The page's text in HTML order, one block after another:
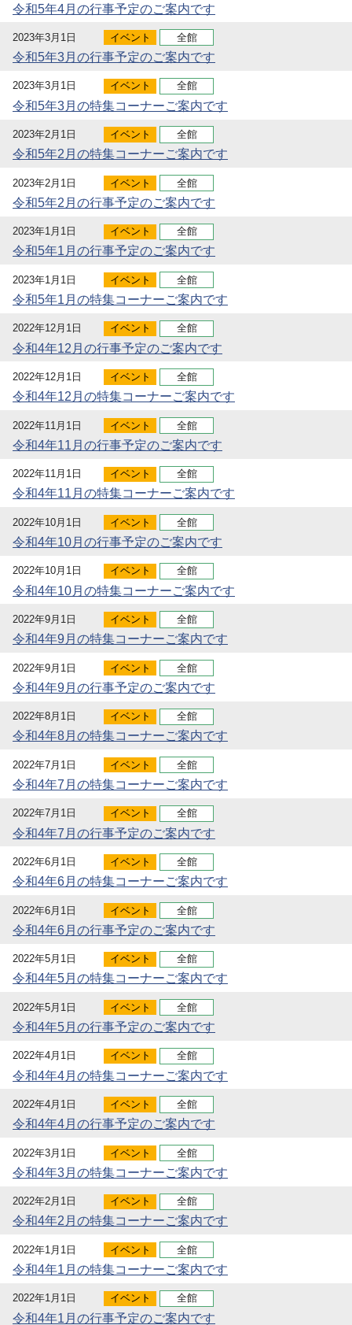
令和5年4月の行事予定のご案内です
2023年3月1日 イベント 全館
令和5年3月の行事予定のご案内です
2023年3月1日 イベント 全館
令和5年3月の特集コーナーご案内です
2023年2月1日 イベント 全館
令和5年2月の特集コーナーご案内です
2023年2月1日 イベント 全館
令和5年2月の行事予定のご案内です
2023年1月1日 イベント 全館
令和5年1月の行事予定のご案内です
2023年1月1日 イベント 全館
令和5年1月の特集コーナーご案内です
2022年12月1日 イベント 全館
令和4年12月の行事予定のご案内です
2022年12月1日 イベント 全館
令和4年12月の特集コーナーご案内です
2022年11月1日 イベント 全館
令和4年11月の行事予定のご案内です
2022年11月1日 イベント 全館
令和4年11月の特集コーナーご案内です
2022年10月1日 イベント 全館
令和4年10月の行事予定のご案内です
2022年10月1日 イベント 全館
令和4年10月の特集コーナーご案内です
2022年9月1日 イベント 全館
令和4年9月の特集コーナーご案内です
2022年9月1日 イベント 全館
令和4年9月の行事予定のご案内です
2022年8月1日 イベント 全館
令和4年8月の特集コーナーご案内です
2022年7月1日 イベント 全館
令和4年7月の特集コーナーご案内です
2022年7月1日 イベント 全館
令和4年7月の行事予定のご案内です
2022年6月1日 イベント 全館
令和4年6月の特集コーナーご案内です
2022年6月1日 イベント 全館
令和4年6月の行事予定のご案内です
2022年5月1日 イベント 全館
令和4年5月の特集コーナーご案内です
2022年5月1日 イベント 全館
令和4年5月の行事予定のご案内です
2022年4月1日 イベント 全館
令和4年4月の特集コーナーご案内です
2022年4月1日 イベント 全館
令和4年4月の行事予定のご案内です
2022年3月1日 イベント 全館
令和4年3月の特集コーナーご案内です
2022年2月1日 イベント 全館
令和4年2月の特集コーナーご案内です
2022年1月1日 イベント 全館
令和4年1月の特集コーナーご案内です
2022年1月1日 イベント 全館
令和4年1月の行事予定のご案内です